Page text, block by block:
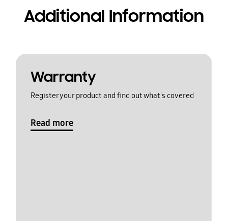
Additional Information
Warranty
Register your product and find out what's covered
Read more